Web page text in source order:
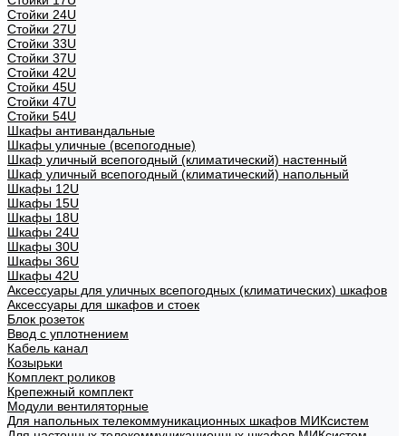
Стойки 24U
Стойки 27U
Стойки 33U
Стойки 37U
Стойки 42U
Стойки 45U
Стойки 47U
Стойки 54U
Шкафы антивандальные
Шкафы уличные (всепогодные)
Шкаф уличный всепогодный (климатический) настенный
Шкаф уличный всепогодный (климатический) напольный
Шкафы 12U
Шкафы 15U
Шкафы 18U
Шкафы 24U
Шкафы 30U
Шкафы 36U
Шкафы 42U
Аксессуары для уличных всепогодных (климатических) шкафов
Аксессуары для шкафов и стоек
Блок розеток
Ввод с уплотнением
Кабель канал
Козырьки
Комплект роликов
Крепежный комплект
Модули вентиляторные
Для напольных телекоммуникационных шкафов МИКсистем